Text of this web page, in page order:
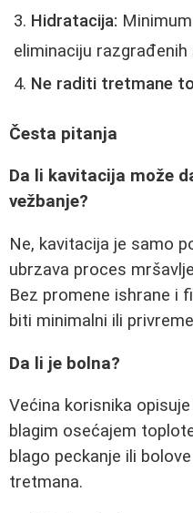
Hidratacija:
eliminaciju razgrađenih
Ne raditi tretmane
Česta pitanja
Da li kavitacija može
vežbanje?
Ne, kavitacija je samo
ubrzava proces
Bez promene ishrane i
biti minimalni ili
Da li je bolna?
Većina korisnika
blagim osećajem
blago peckanje ili
tretmana.